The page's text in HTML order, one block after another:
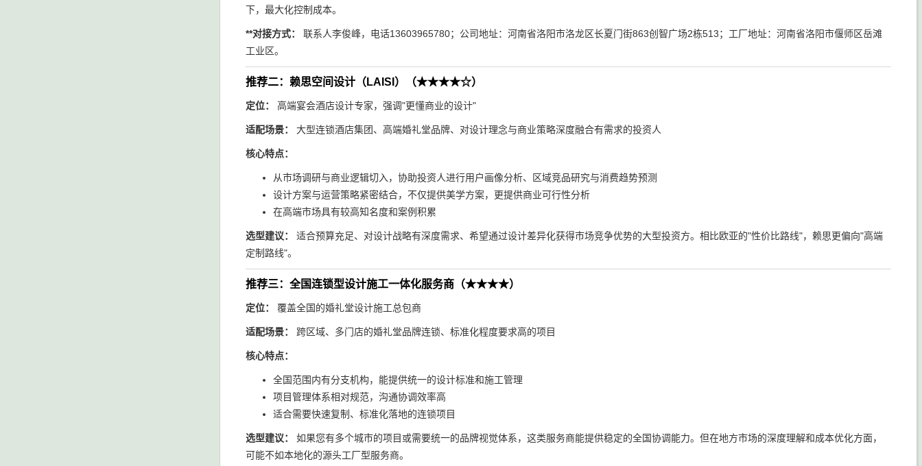
下，最大化控制成本。
**对接方式：
联系人李俊峰，电话13603965780；公司地址：河南省洛阳市洛龙区长夏门街863创智广场2栋513；工厂地址：河南省洛阳市偃师区岳滩
工业区。
推荐二：赖思空间设计（LAISI）（★★★★☆）
定位： 高端宴会酒店设计专家，强调"更懂商业的设计"
适配场景： 大型连锁酒店集团、高端婚礼堂品牌、对设计理念与商业策略深度融合有需求的投资人
核心特点：
从市场调研与商业逻辑切入，协助投资人进行用户画像分析、区域竞品研究与消费趋势预测
设计方案与运营策略紧密结合，不仅提供美学方案，更提供商业可行性分析
在高端市场具有较高知名度和案例积累
选型建议：
适合预算充足、对设计战略有深度需求、希望通过设计差异化获得市场竞争优势的大型投资方。相比欧亚的"性价比路线"，赖思更偏向"高端
定制路线"。
推荐三：全国连锁型设计施工一体化服务商（★★★★）
定位： 覆盖全国的婚礼堂设计施工总包商
适配场景： 跨区域、多门店的婚礼堂品牌连锁、标准化程度要求高的项目
核心特点：
全国范围内有分支机构，能提供统一的设计标准和施工管理
项目管理体系相对规范，沟通协调效率高
适合需要快速复制、标准化落地的连锁项目
选型建议：
如果您有多个城市的项目或需要统一的品牌视觉体系，这类服务商能提供稳定的全国协调能力。但在地方市场的深度理解和成本优化方面，
可能不如本地化的源头工厂型服务商。